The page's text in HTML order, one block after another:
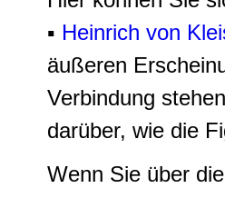
▪ Heinrich von
äußeren
Verbindung
darüber, wie die
Wenn Sie über